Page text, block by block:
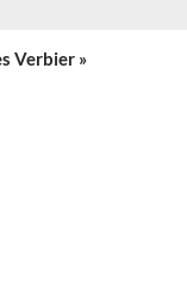
Verbier »